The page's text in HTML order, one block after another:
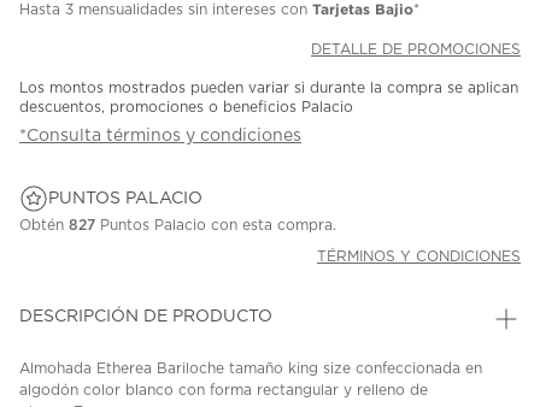
Hasta 3 mensualidades sin intereses con Tarjetas Bajio*
DETALLE DE PROMOCIONES
Los montos mostrados pueden variar si durante la compra se aplican
descuentos, promociones o beneficios Palacio
*Consulta términos y condiciones
PUNTOS PALACIO
Obtén 827 Puntos Palacio con esta compra.
TÉRMINOS Y CONDICIONES
DESCRIPCIÓN DE PRODUCTO
Almohada Etherea Bariloche tamaño king size confeccionada en
algodón color blanco con forma rectangular y relleno de